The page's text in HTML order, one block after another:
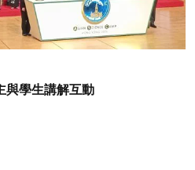
與學生講解互動